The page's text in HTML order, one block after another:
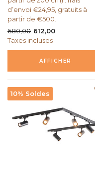
d’envoi €24,95, gratuits à
partir de €500.
680,00 612,00
Taxes incluses
AFFICHER
10% Soldes